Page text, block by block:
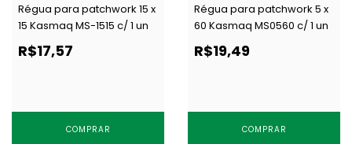
Régua para patchwork 15 x
15 Kasmaq MS-1515 c/ 1 un
R$17,57
COMPRAR
Régua para patchwork 5 x
60 Kasmaq MS0560 c/ 1 un
R$19,49
COMPRAR